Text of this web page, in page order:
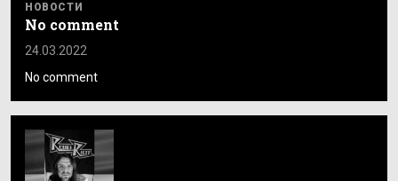
НОВОСТИ
No comment
24.03.2022
No comment